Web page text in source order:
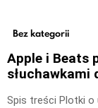
Bez kategorii
Apple i Beats
słuchawkami
Spis treści Plotki o